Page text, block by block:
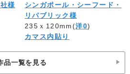
様
シンガポール・シーフード・
リパブリック様
235ｘ120mm(洋0)
カマス内貼り
品一覧を見る